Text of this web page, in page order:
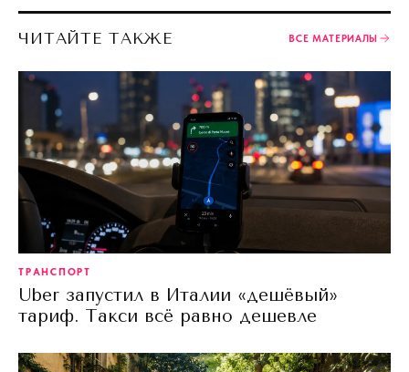
ЧИТАЙТЕ ТАКЖЕ ВСЕ МАТЕРИАЛЫ
ТРАНСПОРТ
Uber запустил в Италии «дешёвый»
тариф. Такси всё равно дешевле